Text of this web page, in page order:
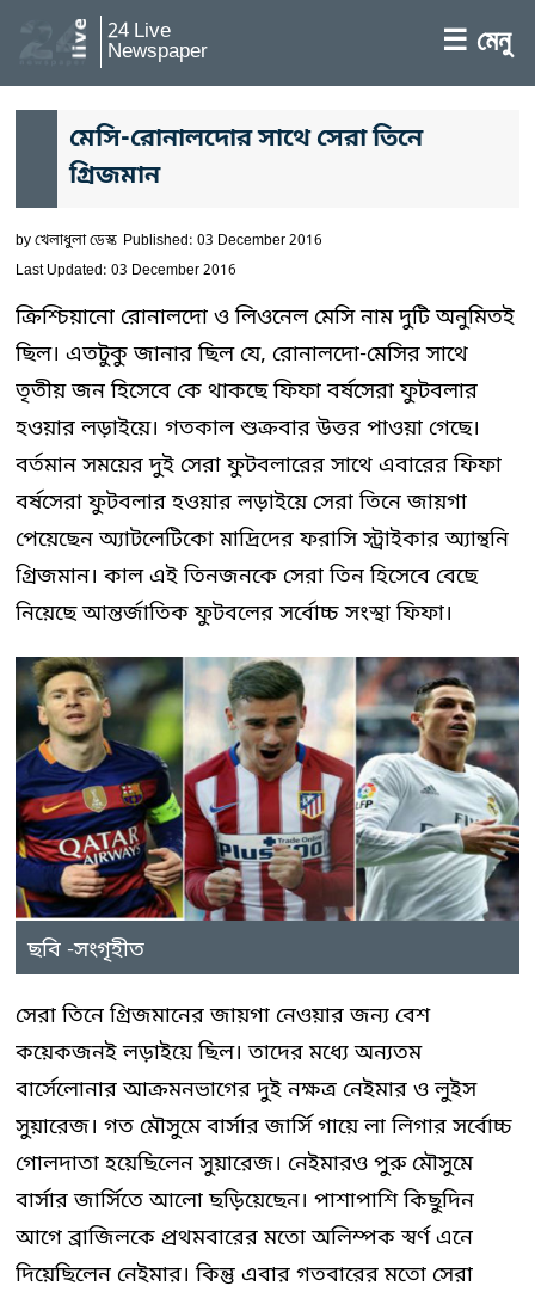
24 Live
Newspaper ☰ মেনু
মেসি-রোনালদোর সাথে সেরা তিনে
গ্রিজমান
byখেলাধুলা ডেস্ক Published: 03 December 2016
Last Updated: 03 December 2016
ক্রিশ্চিয়ানো রোনালদো ও লিওনেল মেসি নাম দুটি অনুমিতই
ছিল। এতটুকু জানার ছিল যে, রোনালদো-মেসির সাথে
তৃতীয় জন হিসেবে কে থাকছে ফিফা বর্ষসেরা ফুটবলার
হওয়ার লড়াইয়ে। গতকাল শুক্রবার উত্তর পাওয়া গেছে।
বর্তমান সময়ের দুই সেরা ফুটবলারের সাথে এবারের ফিফা
বর্ষসেরা ফুটবলার হওয়ার লড়াইয়ে সেরা তিনে জায়গা
পেয়েছেন অ্যাটলেটিকো মাদ্রিদের ফরাসি স্ট্রাইকার অ্যান্থনি
গ্রিজমান। কাল এই তিনজনকে সেরা তিন হিসেবে বেছে
নিয়েছে আন্তর্জাতিক ফুটবলের সর্বোচ্চ সংস্থা ফিফা।
ছবি -সংগৃহীত
সেরা তিনে গ্রিজমানের জায়গা নেওয়ার জন্য বেশ
কয়েকজনই লড়াইয়ে ছিল। তাদের মধ্যে অন্যতম
বার্সেলোনার আক্রমনভাগের দুই নক্ষত্র নেইমার ও লুইস
সুয়ারেজ। গত মৌসুমে বার্সার জার্সি গায়ে লা লিগার সর্বোচ্চ
গোলদাতা হয়েছিলেন সুয়ারেজ। নেইমারও পুরু মৌসুমে
বার্সার জার্সিতে আলো ছড়িয়েছেন। পাশাপাশি কিছুদিন
আগে ব্রাজিলকে প্রথমবারের মতো অলিম্পক স্বর্ণ এনে
দিয়েছিলেন নেইমার। কিন্তু এবার গতবারের মতো সেরা